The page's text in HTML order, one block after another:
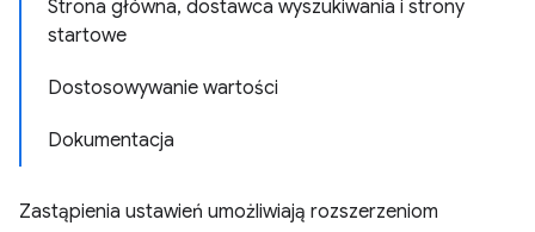
Strona główna, dostawca wyszukiwania i strony
startowe
Dostosowywanie wartości
Dokumentacja
Zastąpienia ustawień umożliwiają rozszerzeniom